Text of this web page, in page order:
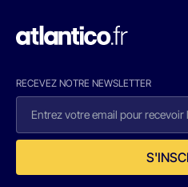
RECEVEZ NOTRE NEWSLETTER